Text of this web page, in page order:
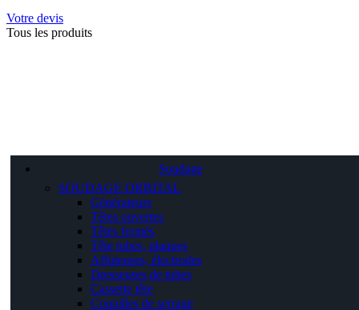
Votre devis
Tous les produits
Soudage
SOUDAGE ORBITAL
Générateurs
Têtes ouvertes
Têtes fermés
Tête tubes, plaques
Affuteuses, électrodes
Dresseuses de tubes
Cassette tête
Coquilles de serrage